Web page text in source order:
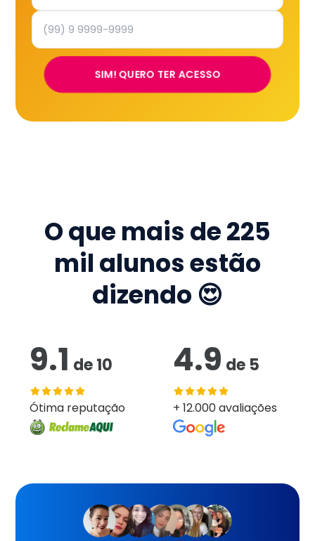
SIM! QUERO TER ACESSO
O que mais de225
mil alunos estão
dizendo 😍
9.1 de10
Ótima reputação
4.9 de 5
+ 12.000 avaliações